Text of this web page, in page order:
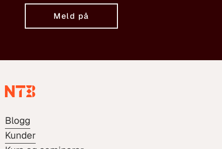
Meld på
Blogg
Kunder